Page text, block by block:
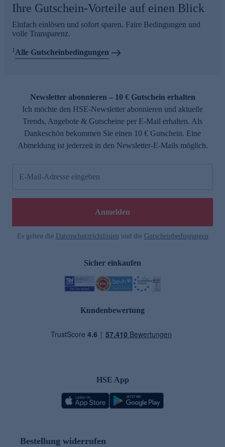
Ihre Gutschein-Vorteile auf einen Blick
Einfach einlösen und sofort sparen. Faire Bedingungen und
volle Transparenz.
1Alle Gutscheinbedingungen
Newsletter abonnieren – 10 € Gutschein erhalten
Ich möchte den HSE-Newsletter abonnieren und aktuelle
Trends, Angebote & Gutscheine per E-Mail erhalten. Als
Dankeschön bekommen Sie einen 10 € Gutschein. Eine
Abmeldung ist jederzeit in den Newsletter-E-Mails möglich.
E-Mail-Adresse eingeben
Anmelden
Es gelten die Datenschutzrichtlinien und die Gutscheinbedingungen
Sicher einkaufen
Kundenbewertung
HSE App
Bestellung widerrufen